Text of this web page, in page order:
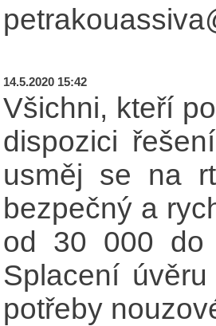
14.5.2020 15:42
Všichni, kteří
dispozici
usměj se na
bezpečný a
od 30 000 do
Splacení
potřeby